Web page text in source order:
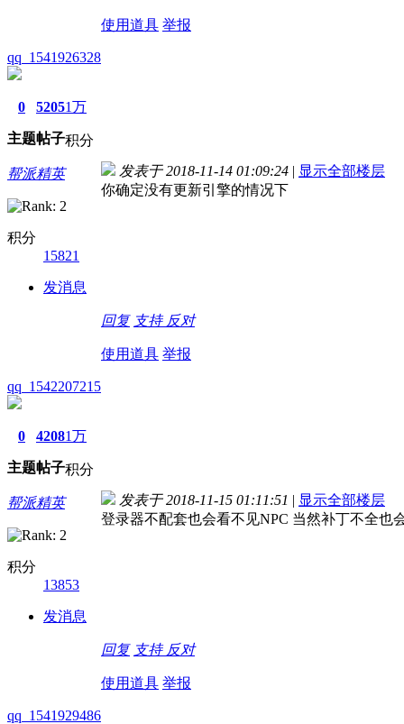
使用道具 举报
qq_1541926328
0
主题
5205
帖子
1万
积分
帮派精英
积分
15821
发消息
发表于 2018-11-14 01:09:24 | 显示全部楼层
你确定没有更新引擎的情况下
回复 支持 反对
使用道具 举报
qq_1542207215
0
主题
4208
帖子
1万
积分
帮派精英
积分
13853
发消息
发表于 2018-11-15 01:11:51 | 显示全部楼层
登录器不配套也会看不见NPC 当然补丁不全也
回复 支持 反对
使用道具 举报
qq_1541929486